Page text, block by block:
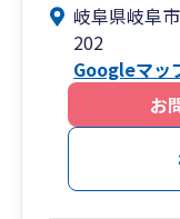
抱える漠然とし
変えるお手伝い
【当事務所の3
①未来志向の
分かりやすい
化」。黒字化
岐阜県岐阜
202
Googleマッ
お